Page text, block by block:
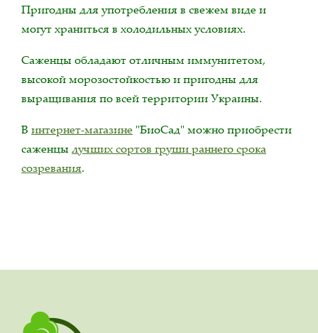
Пригодны для употребления в свежем виде и
могут храниться в холодильных условиях.
Саженцы обладают отличным иммунитетом,
высокой морозостойкостью и пригодны для
выращивания по всей территории Украины.
В интернет-магазине "БиоСад" можно приобрести
саженцы лучших сортов груши раннего срока
созревания.